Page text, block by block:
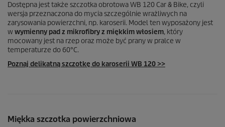
Dostępna jest także szczotka obrotowa WB 120 Car & Bike, czyli
wersja przeznaczona do mycia szczególnie wrażliwych na
zarysowania powierzchni, np. karoserii. Model ten wyposażony jest
w wymienny pad z mikrofibry z miękkim włosiem, który
mocowany jest na rzep oraz może być prany w pralce w
temperaturze do 60°C.
Poznaj delikatną szczotkę do karoserii WB 120 >>
Miękka szczotka powierzchniowa